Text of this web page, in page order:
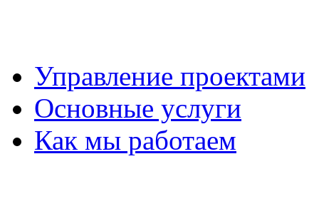
Управление проектами
Основные услуги
Как мы работаем